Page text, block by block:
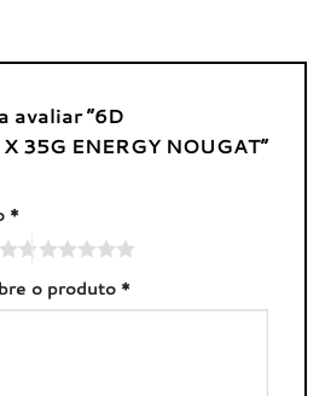
avaliar “6D
35G ENERGY NOUGAT”
*
o produto *